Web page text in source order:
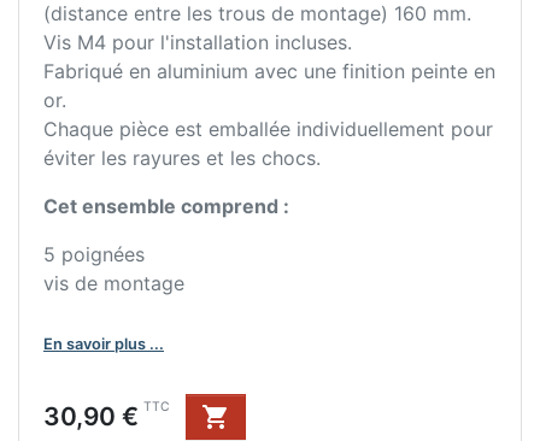
(distance entre les trous de montage) 160 mm.
Vis M4 pour l'installation incluses.
Fabriqué en aluminium avec une finition peinte en
or.
Chaque pièce est emballée individuellement pour
éviter les rayures et les chocs.
Cet ensemble comprend :
5 poignées
vis de montage
En savoir plus ...
Prix
30,90 € TTC
